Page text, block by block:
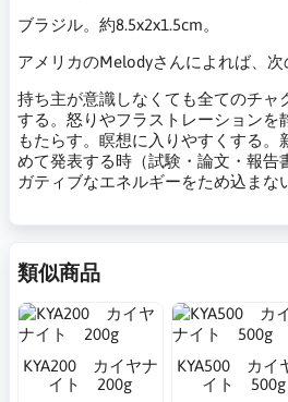
ブラジル。約8.5x2x1.5cm。
アメリカのMelodyさんによれば、次
持ち主が意識しなくても全てのチャ
する。怒りやフラストレーションを
もたらす。瞑想に入りやすくする。
めて発表する時（試験・論文・報告
ガティブなエネルギーをため込まな
類似商品
KYA200 カイヤナ
イト 200g
KYA500 カイ
イト 500g